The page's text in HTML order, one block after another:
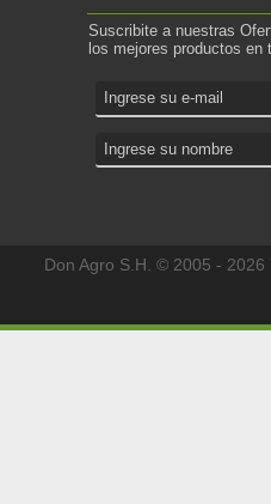
Suscribite a nuestras
los mejores productos en
Don Agro S.H. © 2005 -